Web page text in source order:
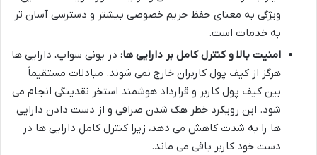
ویژگی به معنای حفظ حریم خصوصی بیشتر و دسترسی آسان تر
به خدمات است.
امنیت بالا و کنترل کامل بر دارایی ها: در یونی سواپ، دارایی ها
هرگز از کیف پول کاربران خارج نمی شوند. مبادلات مستقیماً
بین کیف پول کاربر و قرارداد هوشمند استخر نقدینگی انجام می
شود. این رویکرد خطر هک شدن صرافی و از دست دادن دارایی
ها را به شدت کاهش می دهد، زیرا کنترل کامل دارایی ها در
دست خود کاربر باقی می ماند.